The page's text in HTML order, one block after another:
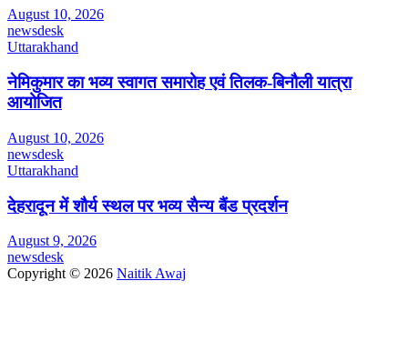
August 10, 2026
newsdesk
Uttarakhand
नेमिकुमार का भव्य स्वागत समारोह एवं तिलक-बिनौली यात्रा
आयोजित
August 10, 2026
newsdesk
Uttarakhand
देहरादून में शौर्य स्थल पर भव्य सैन्य बैंड प्रदर्शन
August 9, 2026
newsdesk
Copyright © 2026 Naitik Awaj